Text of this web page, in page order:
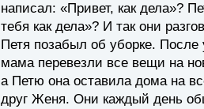
написал: «Привет, как дела»?
тебя как дела»? И так они
Петя позабыл об уборке.
мама перевезли все вещи на
а Петю она оставила дома на
друг Женя. Они каждый день